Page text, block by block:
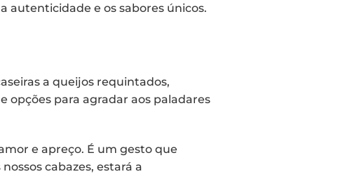
autenticidade e os sabores únicos.
a queijos requintados,
opções para agradar aos paladares
e apreço. É um gesto que
cabazes, estará a